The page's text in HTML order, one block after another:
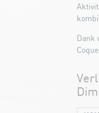
Dank